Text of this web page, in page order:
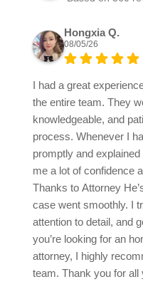
Hongxia Q.
08/05/26
I had a great
the entire team. They
knowledgeable, and
process. Whenever I
promptly and
me a lot of confidence
Thanks to Attorney
case went smoothly. I
attention to detail, and
you’re looking for an
attorney, I highly
team. Thank you for all